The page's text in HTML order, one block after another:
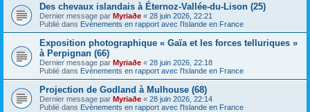
Des chevaux islandais à Éternoz-Vallée-du-Lison (25)
Dernier message par Myriaðe « 28 juin 2026, 22:21
Publié dans Evènements en rapport avec l'Islande en France
Exposition photographique « Gaïa et les forces telluriques »
à Perpignan (66)
Dernier message par Myriaðe « 28 juin 2026, 22:18
Publié dans Evènements en rapport avec l'Islande en France
Projection de Godland à Mulhouse (68)
Dernier message par Myriaðe « 28 juin 2026, 22:14
Publié dans Evènements en rapport avec l'Islande en France